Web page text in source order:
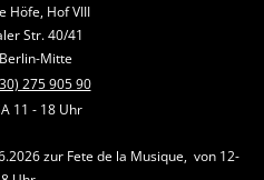
Höfe, Hof VIII
Str. 40/41
Mitte
275 905 90
11 - 18 Uhr
zur Fete de la Musique, von 12-